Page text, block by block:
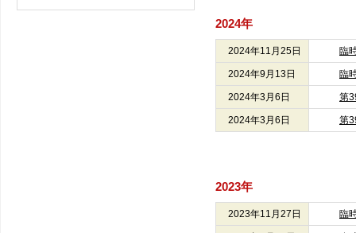
2024年
2024年11月25日 臨
2024年9月13日 臨
2024年3月6日 第
2024年3月6日 第
2023年
2023年11月27日 臨